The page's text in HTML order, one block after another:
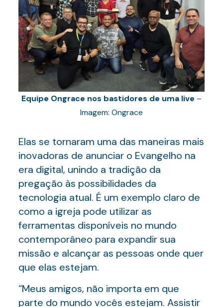
Equipe Ongrace nos bastidores de uma live –
Imagem: Ongrace
Elas se tornaram uma das maneiras mais
inovadoras de anunciar o Evangelho na
era digital, unindo a tradição da
pregação às possibilidades da
tecnologia atual. É um exemplo claro de
como a igreja pode utilizar as
ferramentas disponíveis no mundo
contemporâneo para expandir sua
missão e alcançar as pessoas onde quer
que elas estejam.
“Meus amigos, não importa em que
parte do mundo vocês estejam. Assistir